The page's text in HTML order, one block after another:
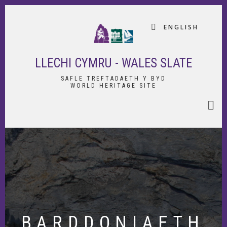
Skip
ENGLISH
LLECHI CYMRU - WALES SLATE
SAFLE TREFTADAETH Y BYD
WORLD HERITAGE SITE